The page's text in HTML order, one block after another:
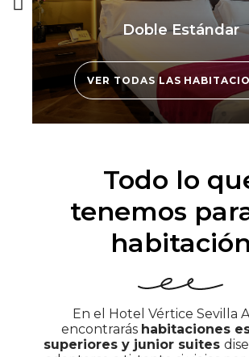
Doble Estándar
VER TODAS LAS
Todo lo
tenemos
habitación
En el Hotel Vértice Sevilla
encontrarás habitaciones
superiores y junior suites